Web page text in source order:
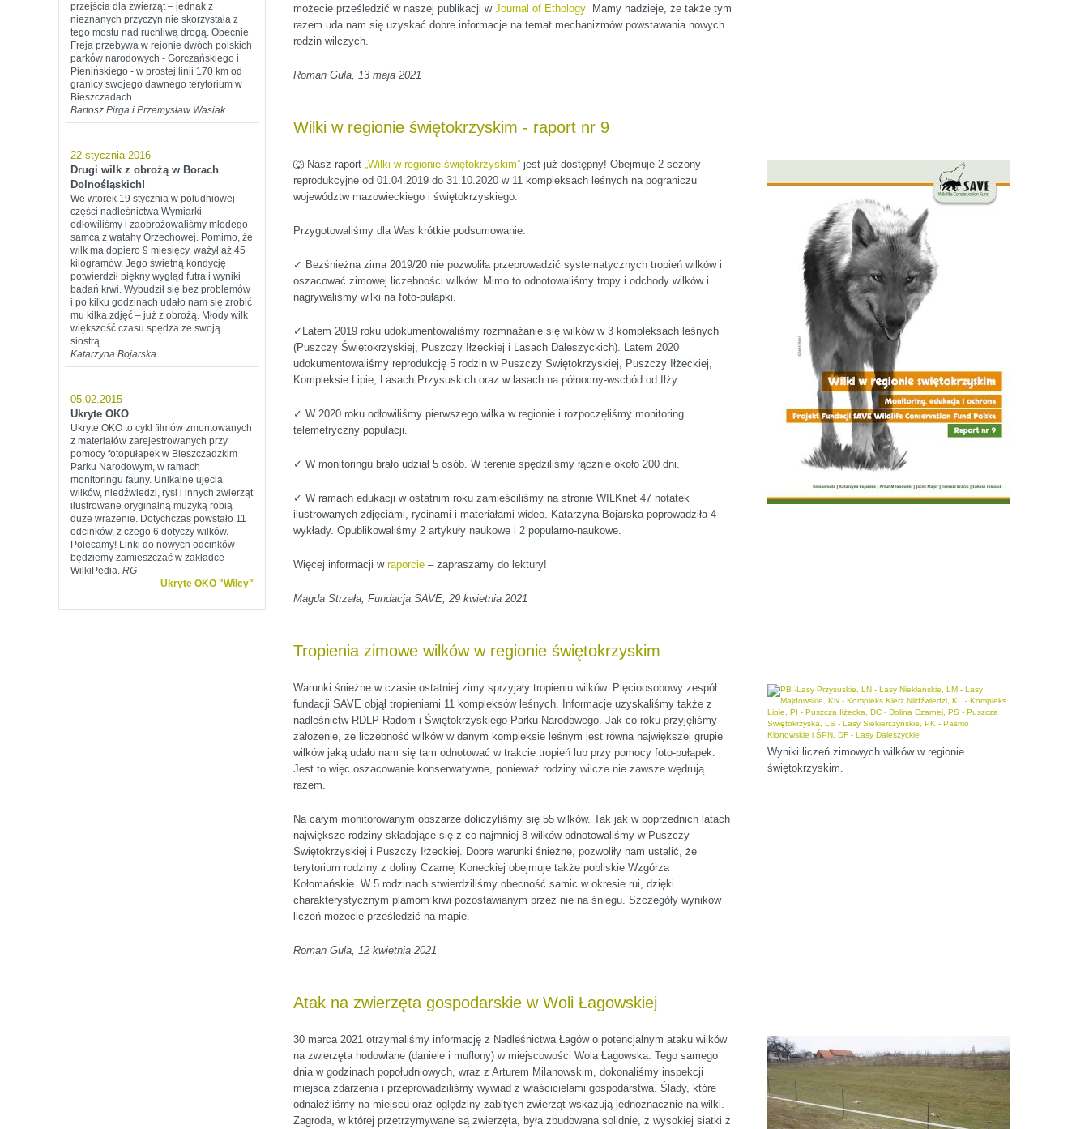
przejścia dla zwierząt – jednak z
nieznanych przyczyn nie skorzystała z
tego mostu nad ruchliwą drogą. Obecnie
Freja przebywa w rejonie dwóch polskich
parków narodowych - Gorczańskiego i
Pienińskiego - w prostej linii 170 km od
granicy swojego dawnego terytorium w
Bieszczadach.
Bartosz Pirga i Przemysław Wasiak
22 stycznia 2016
Drugi wilk z obrożą w Borach
Dolnośląskich!
We wtorek 19 stycznia w południowej
części nadleśnictwa Wymiarki
odłowiliśmy i zaobrożowaliśmy młodego
samca z watahy Orzechowej. Pomimo, że
wilk ma dopiero 9 miesięcy, ważył aż 45
kilogramów. Jego świetną kondycję
potwierdził piękny wygląd futra i wyniki
badań krwi. Wybudził się bez problemów
i po kilku godzinach udało nam się zrobić
mu kilka zdjęć – już z obrożą. Młody wilk
większość czasu spędza ze swoją
siostrą.
Katarzyna Bojarska
05.02.2015
Ukryte OKO
Ukryte OKO to cykl filmów zmontowanych
z materiałów zarejestrowanych przy
pomocy fotopułapek w Bieszczadzkim
Parku Narodowym, w ramach
monitoringu fauny. Unikalne ujęcia
wilków, niedźwiedzi, rysi i innych zwierząt
ilustrowane oryginalną muzyką robią
duże wrażenie. Dotychczas powstało 11
odcinków, z czego 6 dotyczy wilków.
Polecamy! Linki do nowych odcinków
będziemy zamieszczać w zakładce
WilkiPedia. RG
Ukryte OKO "Wilcy"
możecie prześledzić w naszej publikacji w Journal of Ethology Mamy nadzieje, że także tym
razem uda nam się uzyskać dobre informacje na temat mechanizmów powstawania nowych
rodzin wilczych.
Roman Gula, 13 maja 2021
Wilki w regionie świętokrzyskim - raport nr 9
🐺 Nasz raport „Wilki w regionie świętokrzyskim” jest już dostępny! Obejmuje 2 sezony
reprodukcyjne od 01.04.2019 do 31.10.2020 w 11 kompleksach leśnych na pograniczu
województw mazowieckiego i świętokrzyskiego.
Przygotowaliśmy dla Was krótkie podsumowanie:
✓ Bezśnieżna zima 2019/20 nie pozwoliła przeprowadzić systematycznych tropień wilków i
oszacować zimowej liczebności wilków. Mimo to odnotowaliśmy tropy i odchody wilków i
nagrywaliśmy wilki na foto-pułapki.
✓Latem 2019 roku udokumentowaliśmy rozmnażanie się wilków w 3 kompleksach leśnych
(Puszczy Świętokrzyskiej, Puszczy Iłżeckiej i Lasach Daleszyckich). Latem 2020
udokumentowaliśmy reprodukcję 5 rodzin w Puszczy Świętokrzyskiej, Puszczy Iłżeckiej,
Kompleksie Lipie, Lasach Przysuskich oraz w lasach na północny-wschód od Iłży.
✓ W 2020 roku odłowiliśmy pierwszego wilka w regionie i rozpoczęliśmy monitoring
telemetryczny populacji.
✓ W monitoringu brało udział 5 osób. W terenie spędziliśmy łącznie około 200 dni.
✓ W ramach edukacji w ostatnim roku zamieściliśmy na stronie WILKnet 47 notatek
ilustrowanych zdjęciami, rycinami i materiałami wideo. Katarzyna Bojarska poprowadziła 4
wykłady. Opublikowaliśmy 2 artykuły naukowe i 2 popularno-naukowe.
Więcej informacji w raporcie – zapraszamy do lektury!
Magda Strzała, Fundacja SAVE, 29 kwietnia 2021
Tropienia zimowe wilków w regionie świętokrzyskim
Wyniki liczeń zimowych wilków w regionie
świętokrzyskim.
Warunki śnieżne w czasie ostatniej zimy sprzyjały tropieniu wilków. Pięcioosobowy zespół
fundacji SAVE objął tropieniami 11 kompleksów leśnych. Informacje uzyskaliśmy także z
nadleśnictw RDLP Radom i Świętokrzyskiego Parku Narodowego. Jak co roku przyjęliśmy
założenie, że liczebność wilków w danym kompleksie leśnym jest równa największej grupie
wilków jaką udało nam się tam odnotować w trakcie tropień lub przy pomocy foto-pułapek.
Jest to więc oszacowanie konserwatywne, ponieważ rodziny wilcze nie zawsze wędrują
razem.
Na całym monitorowanym obszarze doliczyliśmy się 55 wilków. Tak jak w poprzednich latach
największe rodziny składające się z co najmniej 8 wilków odnotowaliśmy w Puszczy
Świętokrzyskiej i Puszczy Iłżeckiej. Dobre warunki śnieżne, pozwoliły nam ustalić, że
terytorium rodziny z doliny Czarnej Koneckiej obejmuje także pobliskie Wzgórza
Kołomańskie. W 5 rodzinach stwierdziliśmy obecność samic w okresie rui, dzięki
charakterystycznym plamom krwi pozostawianym przez nie na śniegu. Szczegóły wyników
liczeń możecie prześledzić na mapie.
Roman Gula, 12 kwietnia 2021
Atak na zwierzęta gospodarskie w Woli Łagowskiej
30 marca 2021 otrzymaliśmy informację z Nadleśnictwa Łagów o potencjalnym ataku wilków
na zwierzęta hodowlane (daniele i muflony) w miejscowości Wola Łagowska. Tego samego
dnia w godzinach popołudniowych, wraz z Arturem Milanowskim, dokonaliśmy inspekcji
miejsca zdarzenia i przeprowadziliśmy wywiad z właścicielami gospodarstwa. Ślady, które
odnaleźliśmy na miejscu oraz oględziny zabitych zwierząt wskazują jednoznacznie na wilki.
Zagroda, w której przetrzymywane są zwierzęta, była zbudowana solidnie, z wysokiej siatki z